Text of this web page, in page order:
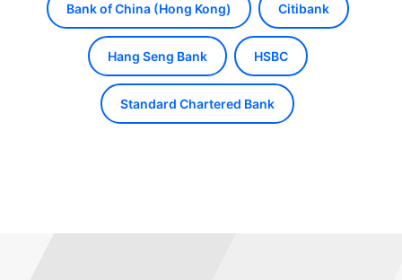
Bank of China (Hong Kong) Citibank
Hang Seng Bank HSBC
Standard Chartered Bank